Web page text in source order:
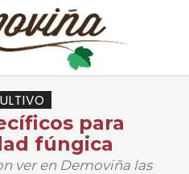
para
fúngica
ver en Demoviña las